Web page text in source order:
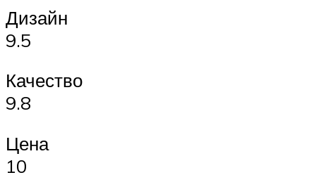
Дизайн
9.5
Качество
9.8
Цена
10